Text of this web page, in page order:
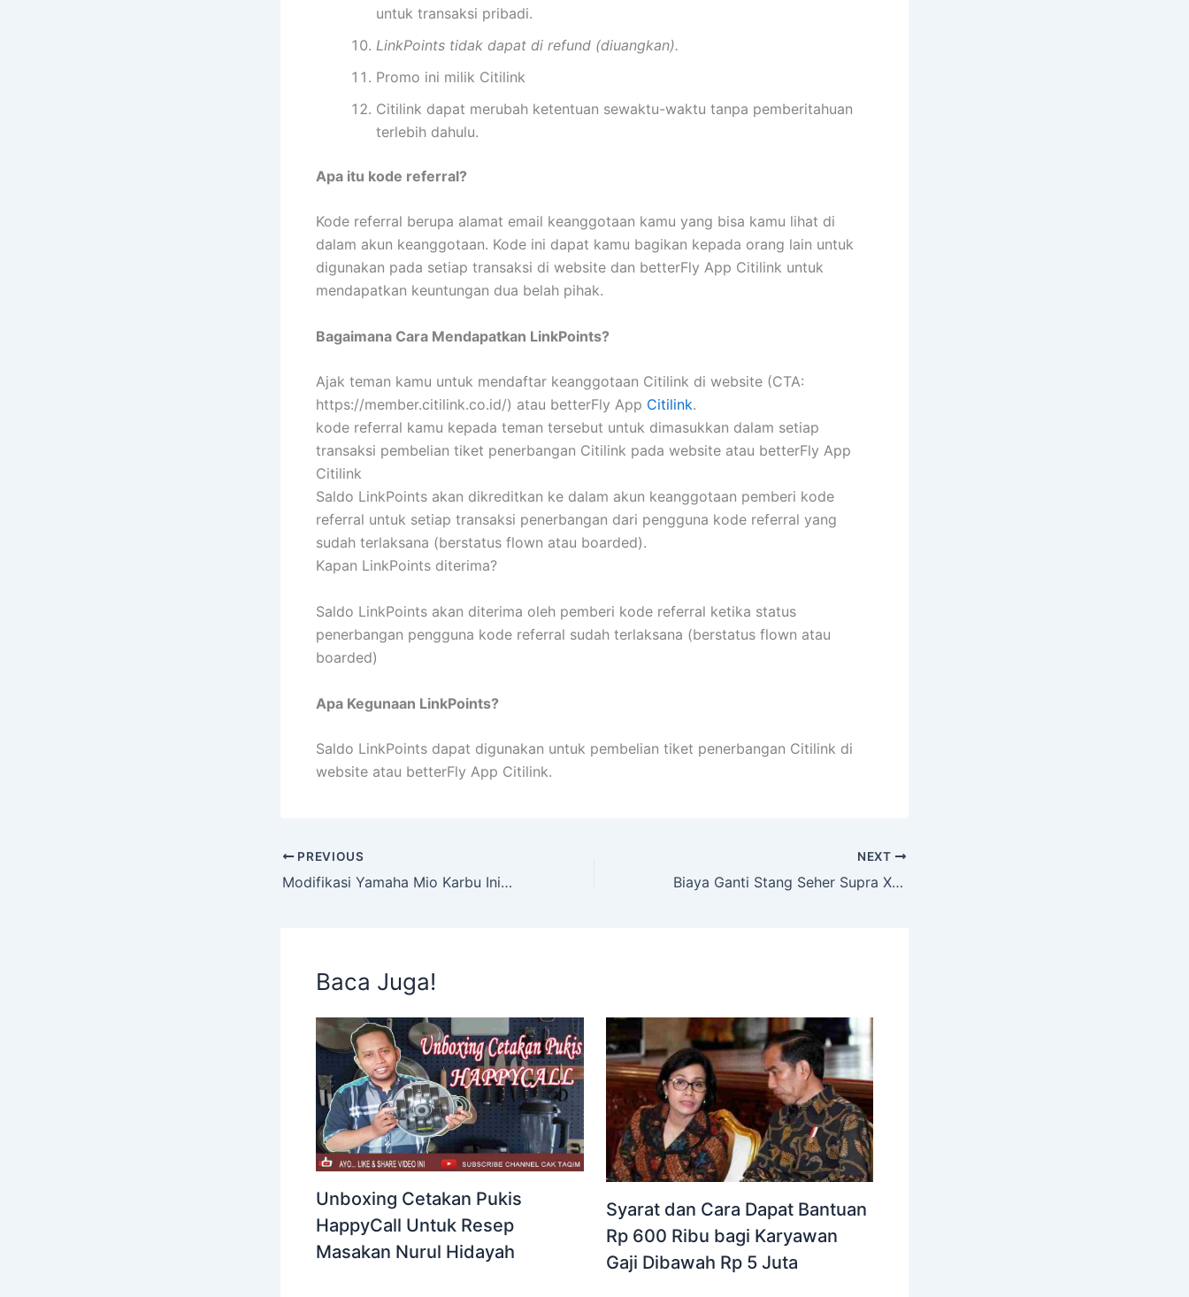
untuk transaksi pribadi.
LinkPoints tidak dapat di refund (diuangkan).
Promo ini milik Citilink
Citilink dapat merubah ketentuan sewaktu-waktu tanpa pemberitahuan
terlebih dahulu.
Apa itu kode referral?
Kode referral berupa alamat email keanggotaan kamu yang bisa kamu lihat di
dalam akun keanggotaan. Kode ini dapat kamu bagikan kepada orang lain untuk
digunakan pada setiap transaksi di website dan betterFly App Citilink untuk
mendapatkan keuntungan dua belah pihak.
Bagaimana Cara Mendapatkan LinkPoints?
Ajak teman kamu untuk mendaftar keanggotaan Citilink di website (CTA:
https://member.citilink.co.id/) atau betterFly App Citilink.
kode referral kamu kepada teman tersebut untuk dimasukkan dalam setiap
transaksi pembelian tiket penerbangan Citilink pada website atau betterFly App
Citilink
Saldo LinkPoints akan dikreditkan ke dalam akun keanggotaan pemberi kode
referral untuk setiap transaksi penerbangan dari pengguna kode referral yang
sudah terlaksana (berstatus flown atau boarded).
Kapan LinkPoints diterima?
Saldo LinkPoints akan diterima oleh pemberi kode referral ketika status
penerbangan pengguna kode referral sudah terlaksana (berstatus flown atau
boarded)
Apa Kegunaan LinkPoints?
Saldo LinkPoints dapat digunakan untuk pembelian tiket penerbangan Citilink di
website atau betterFly App Citilink.
PREVIOUS
Modifikasi Yamaha Mio Karbu Ini Disulap Jadi Street Cub
NEXT
Biaya Ganti Stang Seher Supra X 125
Baca Juga!
Unboxing Cetakan Pukis
HappyCall Untuk Resep
Masakan Nurul Hidayah
Syarat dan Cara Dapat Bantuan
Rp 600 Ribu bagi Karyawan
Gaji Dibawah Rp 5 Juta